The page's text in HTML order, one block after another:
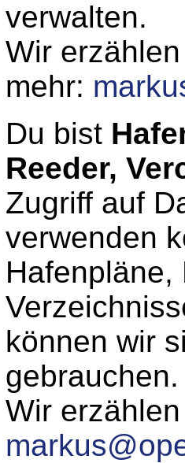
verwalten.
Wir
mehr:
Du bist
Reeder,
Zugriff auf
verwenden
Hafenpläne,
können wir
Wir
markus@